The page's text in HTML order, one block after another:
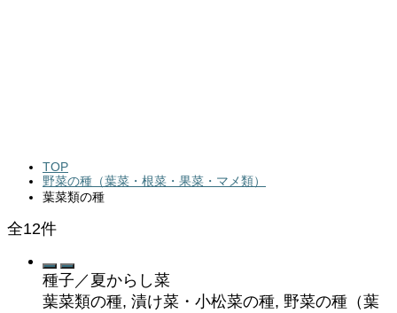
TOP
野菜の種（葉菜・根菜・果菜・マメ類）
葉菜類の種
全12件
種子／夏からし菜
葉菜類の種, 漬け菜・小松菜の種, 野菜の種（葉